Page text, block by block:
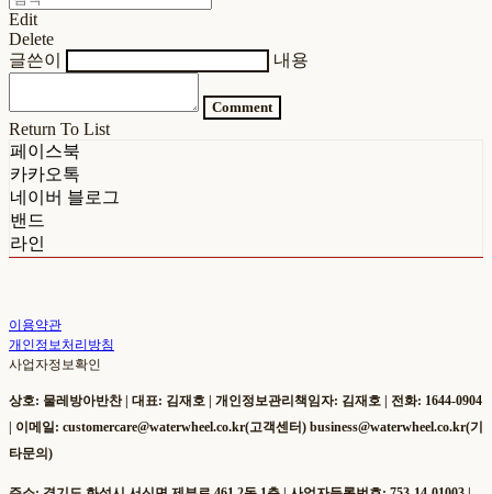
Edit
Delete
글쓴이
내용
Comment
Return To List
페이스북
카카오톡
네이버 블로그
밴드
라인
이용약관
개인정보처리방침
사업자정보확인
상호: 물레방아반찬 | 대표: 김재호 | 개인정보관리책임자: 김재호 | 전화: 1644-0904
| 이메일: customercare@waterwheel.co.kr(고객센터) business@waterwheel.co.kr(기
타문의)